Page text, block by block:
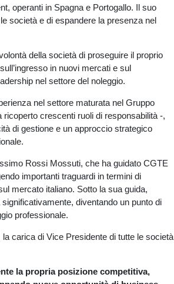
operanti in Spagna e Portogallo. Il suo
società e di espandere la presenza nel
della società di proseguire il proprio
in nuovi mercati e sul
nel settore del noleggio.
nel settore maturata nel Gruppo
crescenti ruoli di responsabilità -,
di gestione e un approccio strategico
Rossi Mossuti, che ha guidato CGTE
importanti traguardi in termini di
mercato italiano. Sotto la sua guida,
diventando un punto di
professionale.
carica di Vice Presidente di tutte le società
la propria posizione competitiva,